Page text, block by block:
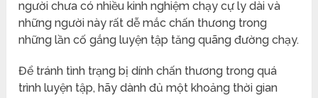
người chưa có nhiều kinh nghiệm chạy cự ly dài và
những người này rất dễ mắc chấn thương trong
những lần cố gắng luyện tập tăng quãng đường chạy.
Để tránh tình trạng bị dính chấn thương trong quá
trình luyện tập, hãy dành đủ một khoảng thời gian